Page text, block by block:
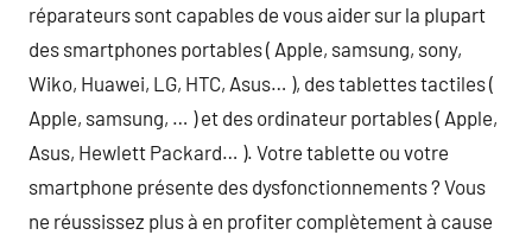
réparateurs sont capables de vous aider sur la plupart
des smartphones portables ( Apple, samsung, sony,
Wiko, Huawei, LG, HTC, Asus… ), des tablettes tactiles (
Apple, samsung, … ) et des ordinateur portables ( Apple,
Asus, Hewlett Packard… ). Votre tablette ou votre
smartphone présente des dysfonctionnements ? Vous
ne réussissez plus à en profiter complètement à cause